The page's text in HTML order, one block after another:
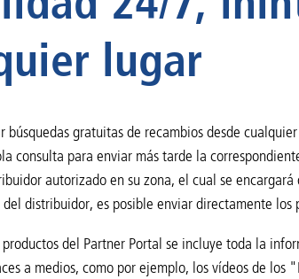
lugar
búsquedas gratuitas de recambios desde
consulta para enviar más tarde la
autorizado en su zona, el cual se
distribuidor, es posible enviar directamente
del Partner Portal se incluye toda la
a medios, como por ejemplo, los vídeos de